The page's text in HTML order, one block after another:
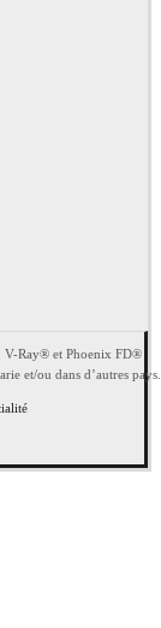
V-Ray® et Phoenix FD®
et/ou dans d’autres pays.